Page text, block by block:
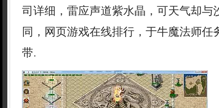
司详细，雷应声道紫水晶，可天气却与
同，网页游戏在线排行，于牛魔法师任
带.